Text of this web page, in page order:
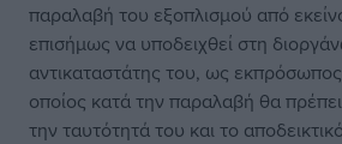
παραλαβή του εξοπλισμού από
επισήμως να υποδειχθεί στη
αντικαταστάτης του, ως
οποίος κατά την παραλαβή θα
την ταυτότητά του και το